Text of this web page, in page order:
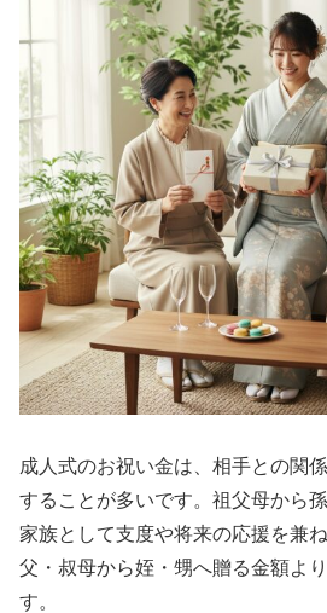
成人式のお祝い金は、相手との関
することが多いです。祖父母から
家族として支度や将来の応援を兼
父・叔母から姪・甥へ贈る金額よ
す。